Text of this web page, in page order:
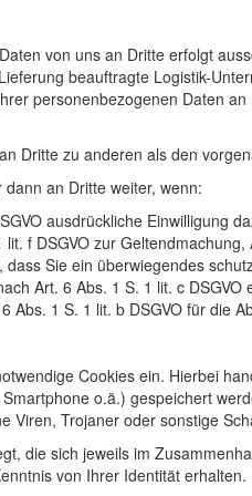
von uns an Dritte erfolgt
beauftragte Logistik-
personenbezogenen Daten
Dritte zu anderen als den
an Dritte weiter, wenn:
ausdrückliche Einwilligung
f DSGVO zur
Sie ein überwiegendes
Art. 6 Abs. 1 S. 1 lit. c
Abs. 1 S. 1 lit. b DSGVO für die
Cookies ein. Hierbei
o.ä.) gespeichert
Viren, Trojaner oder sonstige
die sich jeweils im
von Ihrer Identität erhalten.